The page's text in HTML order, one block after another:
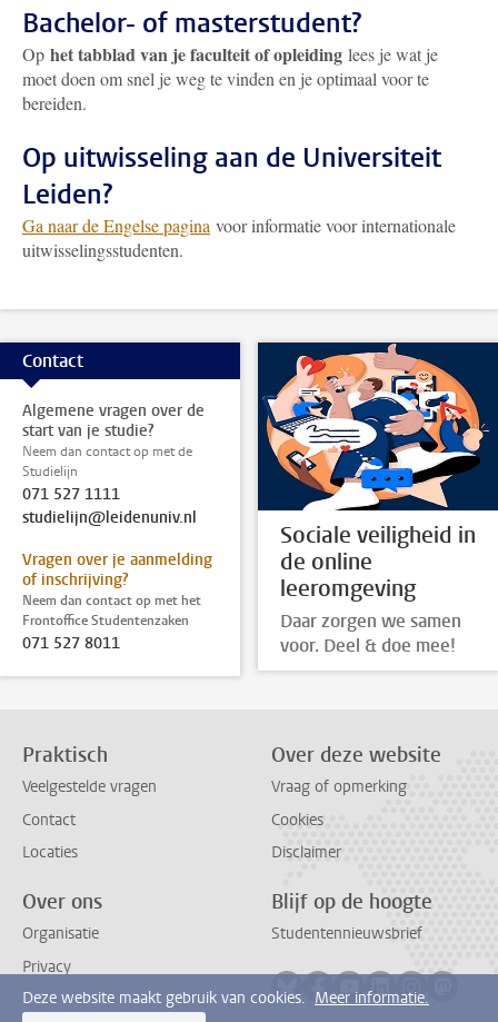
Bachelor- of masterstudent?
Op het tabblad van je faculteit of opleiding lees je wat je
moet doen om snel je weg te vinden en je optimaal voor te
bereiden.
Op uitwisseling aan de Universiteit
Leiden?
Ga naar de Engelse pagina voor informatie voor internationale
uitwisselingsstudenten.
Contact
Algemene vragen over de
start van je studie?
Neem dan contact op met de
Studielijn
071 527 1111
studielijn@leidenuniv.nl
Vragen over je aanmelding
of inschrijving?
Neem dan contact op met het
Frontoffice Studentenzaken
071 527 8011
Sociale veiligheid in
de online
leeromgeving
Daar zorgen we samen
voor. Deel & doe mee!
Praktisch
Veelgestelde vragen
Contact
Locaties
Over deze website
Vraag of opmerking
Cookies
Disclaimer
Over ons
Organisatie
Privacy
Blijf op de hoogte
Studentennieuwsbrief
Deze website maakt gebruik van cookies. Meer informatie.